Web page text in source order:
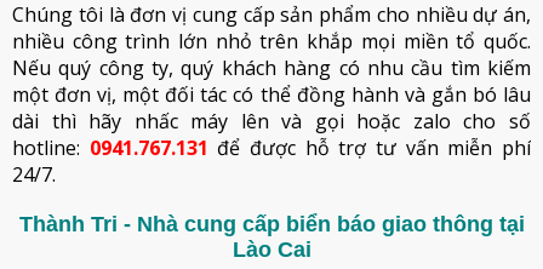
Chúng tôi là đơn vị cung cấp sản phẩm cho nhiều dự án,
nhiều công trình lớn nhỏ trên khắp mọi miền tổ quốc.
Nếu quý công ty, quý khách hàng có nhu cầu tìm kiếm
một đơn vị, một đối tác có thể đồng hành và gắn bó lâu
dài thì hãy nhấc máy lên và gọi hoặc zalo cho số
hotline: 0941.767.131 để được hỗ trợ tư vấn miễn phí
24/7.
Thành Tri - Nhà cung cấp biển báo giao thông tại
Lào Cai